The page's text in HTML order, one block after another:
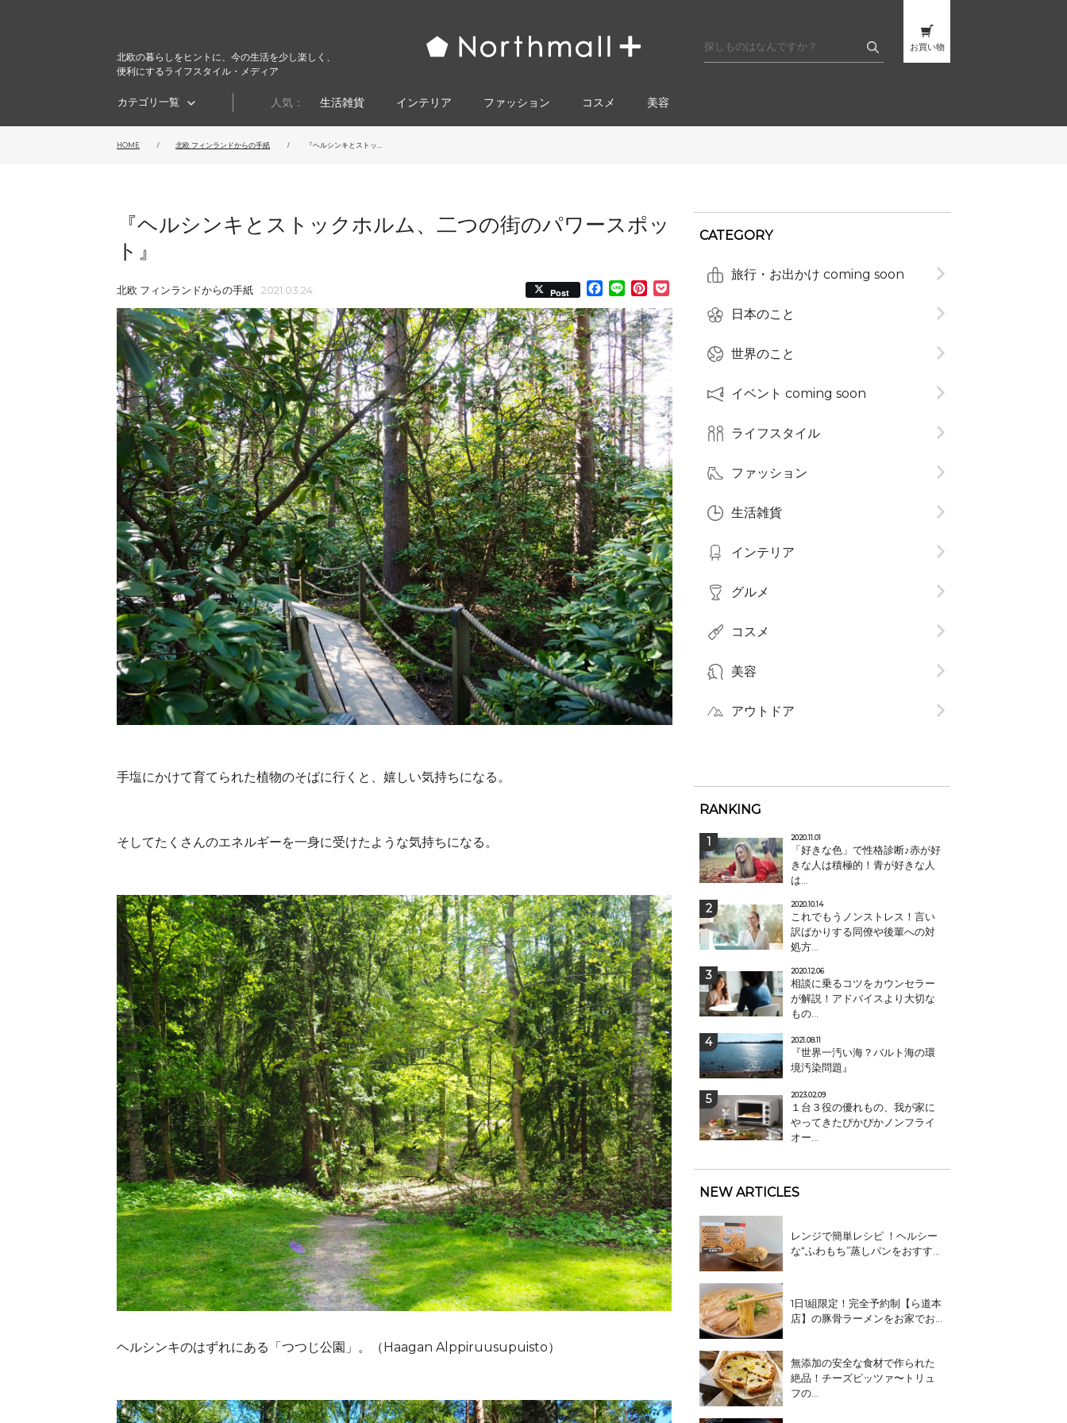
北欧の暮らしをヒントに、今の生活を少し楽しく、
便利にするライフスタイル・メディア
お買い物
カテゴリ一覧 人気： 生活雑貨 インテリア ファッション コスメ​ 美容
HOME 北欧 フィンランドからの手紙 『ヘルシンキとストッ...
『ヘルシンキとストックホルム、二つの街のパワースポッ
ト』
北欧 フィンランドからの手紙 2021.03.24 Post Facebook
Line Pinterest
Pocket
手塩にかけて育てられた植物のそばに行くと、嬉しい気持ちになる。
そしてたくさんのエネルギーを一身に受けたような気持ちになる。
ヘルシンキのはずれにある「つつじ公園」。（Haagan Alppiruusupuisto）
CATEGORY
旅行・お出かけ coming soon
日本のこと
世界のこと
イベント coming soon
ライフスタイル
ファッション
生活雑貨
インテリア
グルメ
コスメ​
美容
アウトドア
RANKING
2020.11.01
「好きな色」で性格診断♪赤が好
きな人は積極的！青が好きな人
は...
2020.10.14
これでもうノンストレス！言い
訳ばかりする同僚や後輩への対
処方...
2020.12.06
相談に乗るコツをカウンセラー
が解説！アドバイスより大切な
もの...
2021.08.11
『世界一汚い海？バルト海の環
境汚染問題』
2023.02.09
１台３役の優れもの、我が家に
やってきたぴかぴかノンフライ
オー...
NEW ARTICLES
レンジで簡単レシピ ！ヘルシー
な“ふわもち”蒸しパンをおすす...
1日1組限定！完全予約制【ら道本
店】の豚骨ラーメンをお家でお...
無添加の安全な食材で作られた
絶品！チーズピッツァ〜トリュ
フの...